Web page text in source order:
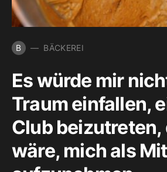
B BÄCKEREI
Es würde mir
Traum einfallen,
Club beizutreten,
wäre, mich als